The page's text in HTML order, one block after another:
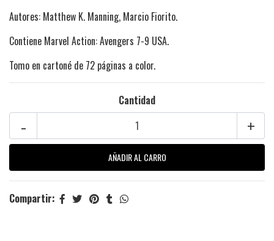
Autores: Matthew K. Manning, Marcio Fiorito.
Contiene Marvel Action: Avengers 7-9 USA.
Tomo en cartoné de 72 páginas a color.
Cantidad
+
-
Compartir: